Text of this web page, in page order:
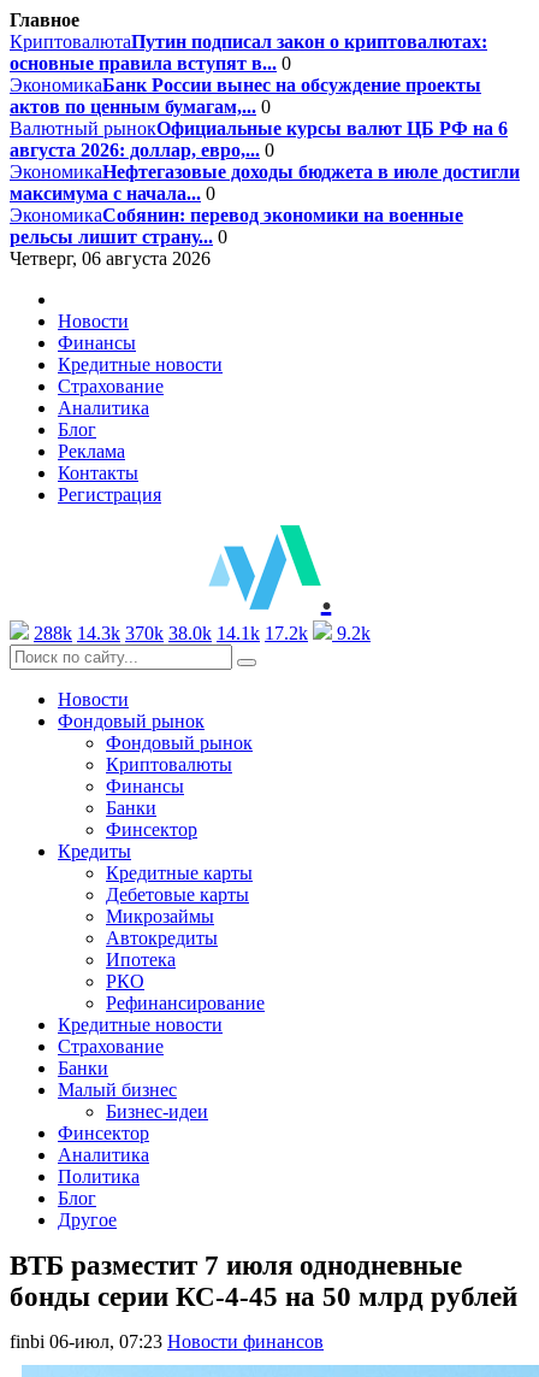
Главное
КриптовалютаПутин подписал закон о криптовалютах:
основные правила вступят в... 0
ЭкономикаБанк России вынес на обсуждение проекты
актов по ценным бумагам,... 0
Валютный рынокОфициальные курсы валют ЦБ РФ на 6
августа 2026: доллар, евро,... 0
ЭкономикаНефтегазовые доходы бюджета в июле достигли
максимума с начала... 0
ЭкономикаСобянин: перевод экономики на военные
рельсы лишит страну... 0
Четверг, 06 августа 2026
Новости
Финансы
Кредитные новости
Страхование
Аналитика
Блог
Реклама
Контакты
Регистрация
.
288k 14.3k 370k 38.0k 14.1k 17.2k 9.2k
Новости
Фондовый рынок
Фондовый рынок
Криптовалюты
Финансы
Банки
Финсектор
Кредиты
Кредитные карты
Дебетовые карты
Микрозаймы
Автокредиты
Ипотека
РКО
Рефинансирование
Кредитные новости
Страхование
Банки
Малый бизнес
Бизнес-идеи
Финсектор
Аналитика
Политика
Блог
Другое
ВТБ разместит 7 июля однодневные
бонды серии КС-4-45 на 50 млрд рублей
finbi 06-июл, 07:23 Новости финансов